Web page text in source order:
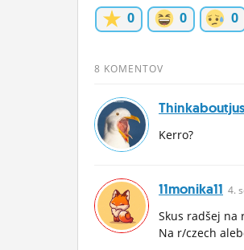
ĽUDIA
ROLETA
0 0 0
8 KOMENTOV
Kerro?
11monika11 4.
Skus radšej
Na r/czech